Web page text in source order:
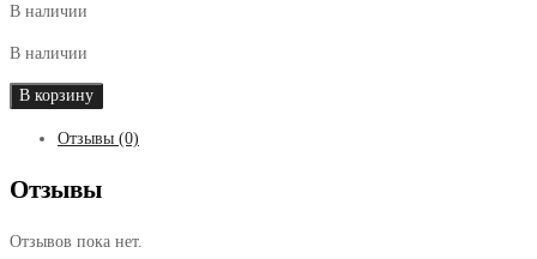
В наличии
В наличии
Количество
Колодки
Hyundai
H-
В корзину
Отзывы (0)
Отзывы
Отзывов пока нет.